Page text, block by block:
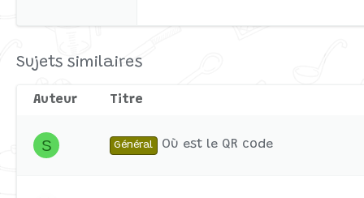
26
Times New Roman
Sujets similaires
Auteur Titre
S Général Où est le QR code